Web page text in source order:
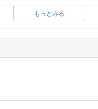
もっとみる